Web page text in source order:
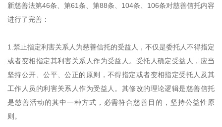
新慈善法第46条、第61条、第88条、104条、106条对慈善信托内容
进行了完善：
1.禁止指定利害关系人为慈善信托的受益人，不仅是委托人不得指定
或者变相指定其利害关系人作为受益人。受托人确定受益人，应当
坚持公开、公平、公正的原则，不得指定或者变相指定受托人及其
工作人员的利害关系人作为受益人。其修改的理论逻辑是慈善信托
是慈善活动的其中一种方式，必需符合慈善目的，坚持公益性原
则。